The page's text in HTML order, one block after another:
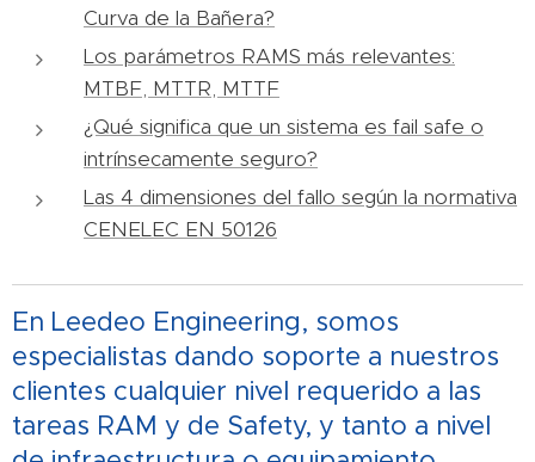
Curva de la Bañera?
Los parámetros RAMS más relevantes:
MTBF, MTTR, MTTF
¿Qué significa que un sistema es fail safe o
intrínsecamente seguro?
Las 4 dimensiones del fallo según la normativa
CENELEC EN 50126
En Leedeo Engineering, somos
especialistas dando soporte a nuestros
clientes cualquier nivel requerido a las
tareas RAM y de Safety, y tanto a nivel